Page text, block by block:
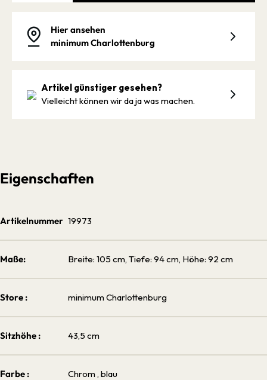
Hier ansehen
minimum Charlottenburg
Artikel günstiger gesehen?
Vielleicht können wir da ja was machen.
Eigenschaften
Artikelnummer 19973
Maße: Breite: 105 cm, Tiefe: 94 cm, Höhe: 92 cm
Store : minimum Charlottenburg
Sitzhöhe : 43,5 cm
Farbe : Chrom , blau